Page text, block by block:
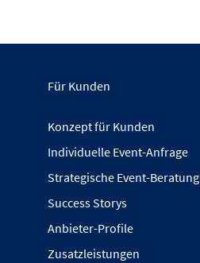
Für Kunden
Konzept für Kunden
Individuelle Event-Anfrage
Strategische Event-Beratung
Success Storys
Anbieter-Profile
Zusatzleistungen